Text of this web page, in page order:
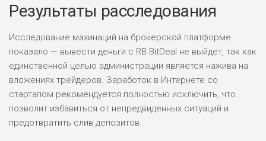
Результаты расследования
Исследование махинаций на брокерской платформе
показало — вывести деньги с RB BitDeal не выйдет, так как
единственной целью администрации является нажива на
вложениях трейдеров. Заработок в Интернете со
стартапом рекомендуется полностью исключить, что
позволит избавиться от непредвиденных ситуаций и
предотвратить слив депозитов.